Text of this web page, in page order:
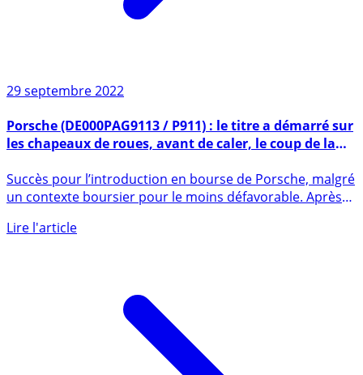
29 septembre 2022
les chapeaux de roues, avant de caler, le coup de la
panne ?
un contexte boursier pour le moins défavorable. Après